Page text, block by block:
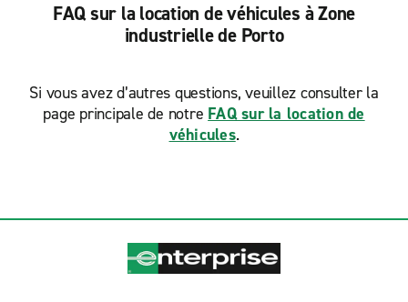
FAQ sur la location de véhicules à Zone
industrielle de Porto
Si vous avez d’autres questions, veuillez consulter la
page principale de notre FAQ sur la location de
véhicules.